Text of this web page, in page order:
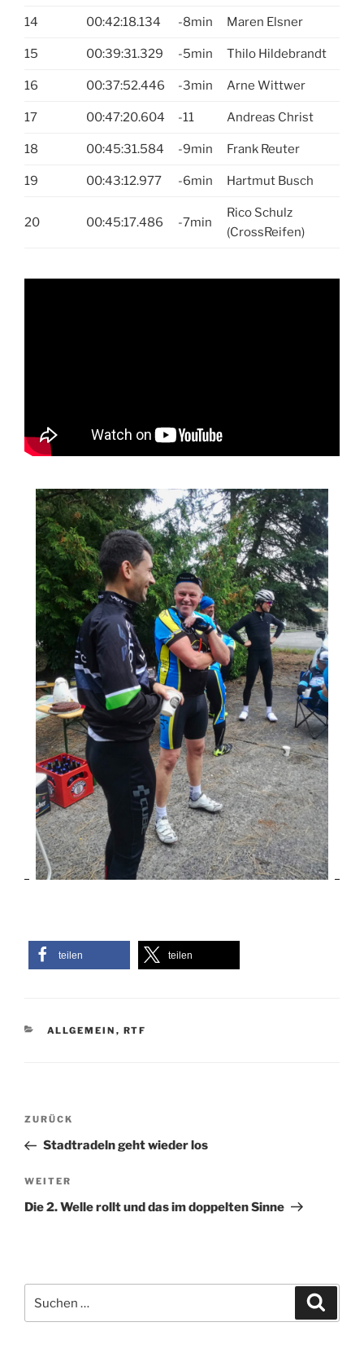
14 00:42:18.134 -8min Maren Elsner
15 00:39:31.329 -5min Thilo Hildebrandt
16 00:37:52.446 -3min Arne Wittwer
17 00:47:20.604 -11 Andreas Christ
18 00:45:31.584 -9min Frank Reuter
19 00:43:12.977 -6min Hartmut Busch
20 00:45:17.486 -7min
Rico Schulz
(CrossReifen)
teilen teilen
KATEGORIEN
ALLGEMEIN , RTF
Beitragsnavigation
Vorheriger
Beitrag
ZURÜCK
Stadtradeln geht wieder los
Nächster
Beitrag
WEITER
Die 2. Welle rollt und das im doppelten Sinne
nach: